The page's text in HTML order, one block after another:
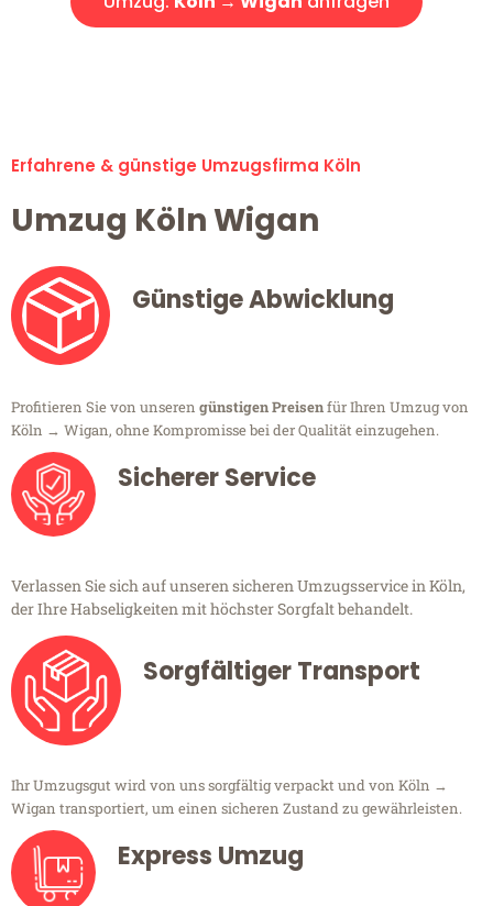
Erfahrene & günstige Umzugsfirma Köln
Umzug Köln Wigan
Günstige Abwicklung
Profitieren Sie von unseren günstigen Preisenfür Ihren Umzug von
Köln → Wigan, ohne Kompromisse bei der Qualität einzugehen.
Sicherer Service
Verlassen Sie sich auf unseren sicheren Umzugsservice in Köln,
der Ihre Habseligkeiten mit höchster Sorgfalt behandelt.
Sorgfältiger Transport
Ihr Umzugsgut wird von uns sorgfältig verpackt und von Köln →
Wigan transportiert, um einen sicheren Zustand zu gewährleisten.
Express Umzug